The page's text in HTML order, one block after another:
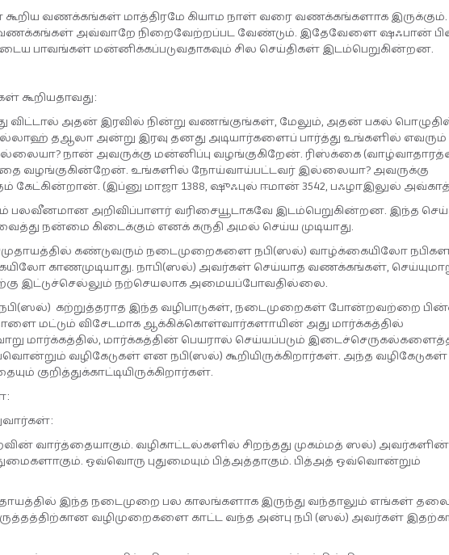
கூறிய வணக்கங்கள் மாத்திரமே கியாம நாள் வரை வணக்கங்களாக இருக்கும்.
வணக்கங்கள் அவ்வாறே நிறைவேற்றப்பட வேண்டும். இதேவேளை ஷஃபான்
பாவங்கள் மன்னிக்கப்படுவதாகவும் சில செய்திகள் இடம்பெறுகின்றன.
விட்டால் அதன் இரவில் நின்று வணங்குங்கள், மேலும், அதன் பகல்
தஆலா அன்று இரவு தனது அடியார்களைப் பார்த்து உங்களில் எவரும்
நான் அவருக்கு மன்னிப்பு வழங்குகிறேன். ரிஸ்க்கை
வழங்குகின்றேன். உங்களில் நோய்வாய்பட்டவர் இல்லையா? அவருக்கு
(இப்னு மாஜா 1388, ஷுஃபுல் ஈமான் 3542, பஃழாஇலுல் அவ்காத்
அறிவிப்பாளர் வரிசையூடாகவே இடம்பெறுகின்றன. இந்த
நன்மை கிடைக்கும் எனக் கருதி அமல் செய்ய முடியாது.
கண்டுவரும் நடைமுறைகளை நபி(ஸல்) வாழ்க்கையிலோ
காணமுடியாது. நாபி(ஸல்) அவர்கள் செய்யாத வணக்கங்கள்,
இட்டுச்செல்லும் நற்செயலாக அமையப்போவதில்லை.
நபி(ஸல்) கற்றுத்தராத இந்த வழிபாடுகள், நடைமுறைகள் போன்றவற்றை
மட்டும் விசேடமாக ஆக்கிக்கொள்வார்களாயின் அது மார்க்கத்தில்
மார்க்கத்தில், மார்க்கத்தின் பெயரால் செய்யப்படும்
வழிகேடுகள் என நபி(ஸல்) கூறியிருக்கிறார்கள். அந்த வழிகேடுகள்
குறித்துக்காட்டியிருக்கிறார்கள்.
வார்த்தையாகும். வழிகாட்டல்களில் சிறந்தது முகம்மத் ஸல்) அவர்களின்
ஒவ்வொரு புதுமையும் பித்அத்தாகும். பித்அத் ஒவ்வொன்றும்
இந்த நடைமுறை பல காலங்களாக இருந்து வந்தாலும் எங்கள்
வழிமுறைகளை காட்ட வந்த அன்பு நபி (ஸல்) அவர்கள்